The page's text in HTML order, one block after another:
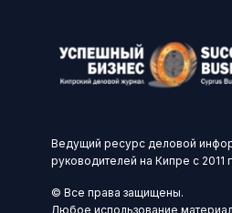
Ведущий ресурс деловой
руководителей на Кипре с 2011
© Все права защищены.
Любое использование